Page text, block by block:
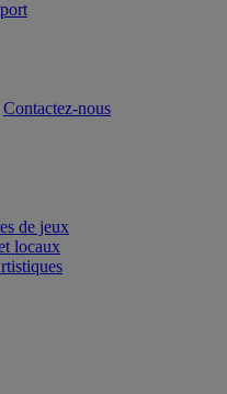
Contactez-nous
de jeux
locaux